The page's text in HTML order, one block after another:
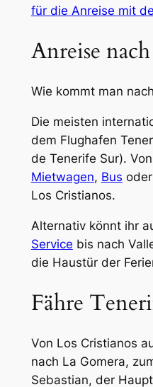
für die Anreise mit
Anreise
Wie kommt man
Die meisten
dem Flughafen
de Tenerife Sur).
Mietwagen, Bus
Los Cristianos.
Alternativ könnt ihr
Service bis nach
die Haustür der
Fähre
Von Los Cristianos
nach La Gomera,
Sebastian, der